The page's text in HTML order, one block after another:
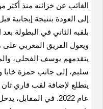
الغائب عن خزائنه منذ
إلى العودة بنتيجة إيجابية
ويعول الفريق المغربي
يتقدمهم يوسف الفحلي،
سليم، إلى جانب حمزة خابا
يتطلع لإضافة لقب قاري ثان
عام 2022. في